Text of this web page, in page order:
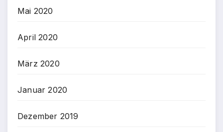
Mai 2020
April 2020
März 2020
Januar 2020
Dezember 2019